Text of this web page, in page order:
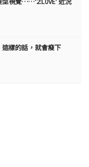
這樣的話，就會瘦下